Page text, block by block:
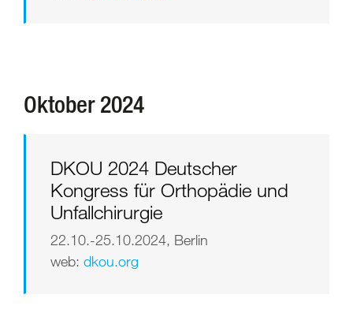
Oktober 2024
DKOU 2024 Deutscher
Kongress für Orthopädie und
Unfallchirurgie
22.10.-25.10.2024, Berlin
web: dkou.org